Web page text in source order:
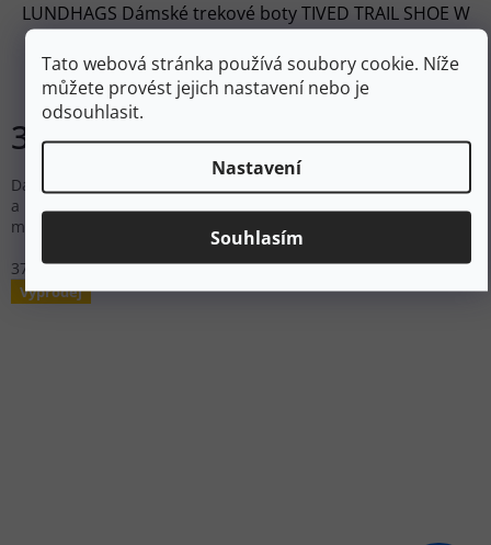
Tato webová stránka používá soubory cookie. Níže
můžete provést jejich nastavení nebo je
odsouhlasit.
Nastavení
Souhlasím
LUNDHAGS Dámské trekové boty TIVED TRAIL SHOE W
sand - béžové
3 493 Kč
Dámské trekové boty s kvalitním semišovým svrškem
a Lundhags Trail podrážkou. Prodyšná konstrukce bez
membrány s ochranou špičky a paty pro lehkou až střední...
37
38 41
Výprodej